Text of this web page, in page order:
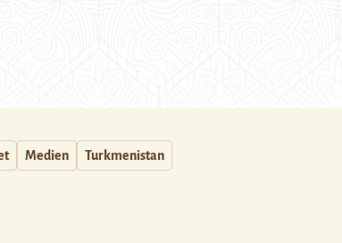
Medien Turkmenistan